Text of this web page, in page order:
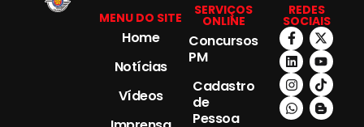
MENU DO SITE
Home
Notícias
Vídeos
SERVIÇOS
ONLINE
Concursos
PM
Cadastro
de
Pessoa
REDES
SOCIAIS